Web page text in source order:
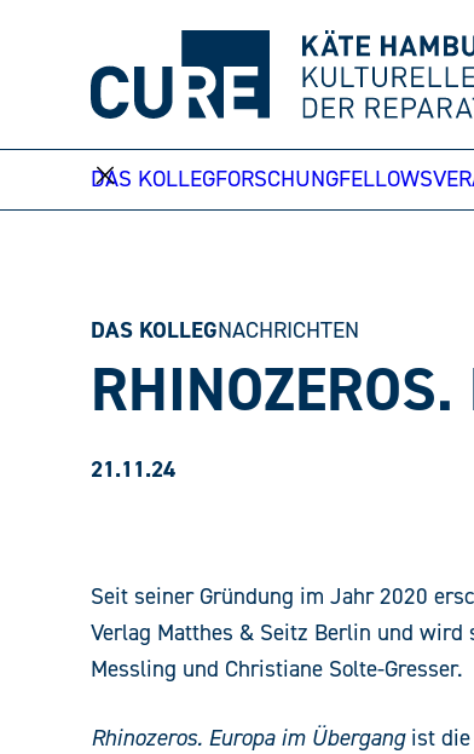
DAS KOLLEGFORSCHUNGFELLOWS
DAS KOLLEGNACHRICHTEN
21.11.24
Seit seiner Gründung im Jahr 2020
Verlag Matthes & Seitz Berlin und wird
Messling und Christiane Solte-Gresser.
Rhinozeros. Europa im Übergangist die